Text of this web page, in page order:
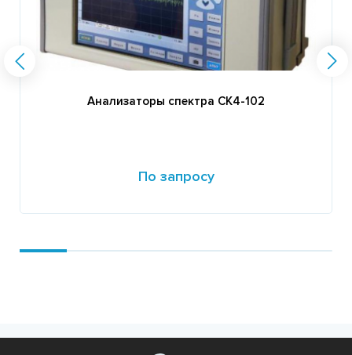
Анализаторы спектра СК4-102
По запросу